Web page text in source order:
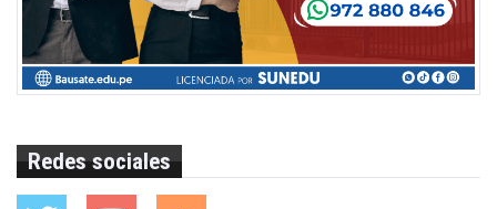
Redes sociales